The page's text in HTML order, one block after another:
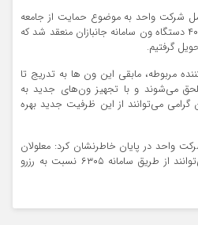
شرکت واحد به موضوع حمایت از جامعه
معلولان، سال جاری قرارداد خرید ۴۰ دستگاه ون سامانه جانبازان منعقد شد که
مربوطه، مابقی این ون ها به تدریج تا
به ناوگان ملحق می‌شوند و با تجهیز ون‌های جدید به
گرامی می‌توانند از این ظرفیت جدید بهره
واحد در پایان خاطرنشان کرد: معلولان
و جانبازان گرامی در طول روز می‌توانند از طریق سامانه ۶۳۰۵ نسبت به رزرو